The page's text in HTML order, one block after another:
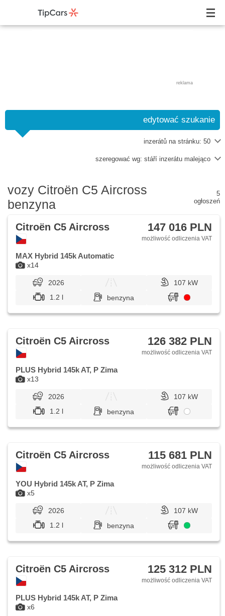
reklama
edytować szukanie
inzerátů na stránku: 50
szeregować wg: stáří inzerátu malejąco
vozy Citroën C5 Aircross
benzyna
5
ogłoszeń
x14
Citroën C5 Aircross 147 016 PLN
możliwość odliczenia VAT
MAX Hybrid 145k Automatic
2026
107 kW
1.2 l
benzyna
x13
Citroën C5 Aircross 126 382 PLN
możliwość odliczenia VAT
PLUS Hybrid 145k AT, P Zima
2026
107 kW
1.2 l
benzyna
x5
Citroën C5 Aircross 115 681 PLN
możliwość odliczenia VAT
YOU Hybrid 145k AT, P Zima
2026
107 kW
1.2 l
benzyna
x6
Citroën C5 Aircross 125 312 PLN
możliwość odliczenia VAT
PLUS Hybrid 145k AT, P Zima